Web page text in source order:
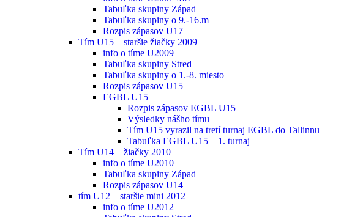
Tabuľka skupiny Západ
Tabuľka skupiny o 9.-16.m
Rozpis zápasov U17
Tím U15 – staršie žiačky 2009
info o tíme U2009
Tabuľka skupiny Stred
Tabuľka skupiny o 1.-8. miesto
Rozpis zápasov U15
EGBL U15
Rozpis zápasov EGBL U15
Výsledky nášho tímu
Tím U15 vyrazil na tretí turnaj EGBL do Tallinnu
Tabuľka EGBL U15 – 1. turnaj
Tím U14 – žiačky 2010
info o tíme U2010
Tabuľka skupiny Západ
Rozpis zápasov U14
tím U12 – staršie mini 2012
info o tíme U2012